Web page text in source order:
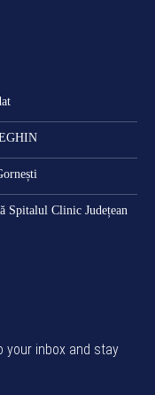
Spitalul Clinic Județean
your inbox and stay